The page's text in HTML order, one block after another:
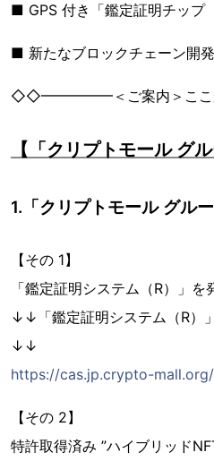
■ GPS 付き「鑑定証明チップ
■ 新たなブロックチェーン開
◇◇━━━━━＜ご案内＞
【「クリプトモール グ
1.「クリプトモール グル
【その 1】
「鑑定証明システム（R）」を
↓↓「鑑定証明システム（R）
↓↓
https://cas.jp.crypto-mall.org/
【その 2】
特許取得済み ”ハイブリッド